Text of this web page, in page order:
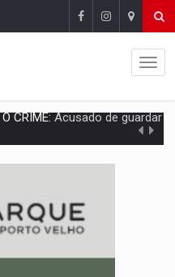
cinco o número de mortos em colisão entre carreta e
ARROZ:MPF assegura cumprimento da legislação sobre transporte
e Rússia discutem energia nuclear, defesa e
caminhão e carro deixa quatro mortos e um em